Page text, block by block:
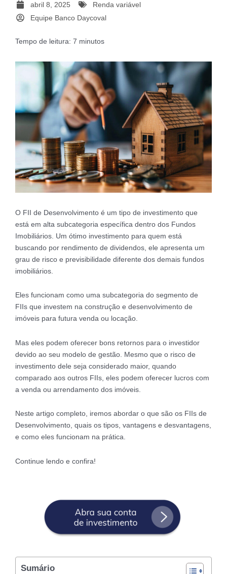
abril 8, 2025
Renda variável
Equipe Banco Daycoval
Tempo de leitura: 7 minutos
O FII de Desenvolvimento é um tipo de investimento que
está em alta subcategoria específica dentro dos Fundos
Imobiliários. Um ótimo investimento para quem está
buscando por rendimento de dividendos, ele apresenta um
grau de risco e previsibilidade diferente dos demais fundos
imobiliários.
Eles funcionam como uma subcategoria do segmento de
FIIs que investem na construção e desenvolvimento de
imóveis para futura venda ou locação.
Mas eles podem oferecer bons retornos para o investidor
devido ao seu modelo de gestão. Mesmo que o risco de
investimento dele seja considerado maior, quando
comparado aos outros FIIs, eles podem oferecer lucros com
a venda ou arrendamento dos imóveis.
Neste artigo completo, iremos abordar o que são os FIIs de
Desenvolvimento, quais os tipos, vantagens e desvantagens,
e como eles funcionam na prática.
Continue lendo e confira!
Sumário